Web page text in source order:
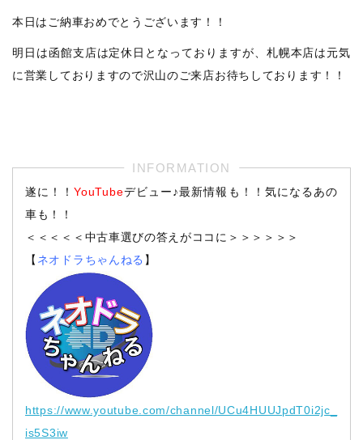
本日はご納車おめでとうございます！！
明日は函館支店は定休日となっておりますが、札幌本店は元気
に営業しておりますので沢山のご来店お待ちしております！！
遂に！！YouTubeデビュー♪最新情報も！！気になるあの
車も！！
＜＜＜＜＜中古車選びの答えがココに＞＞＞＞＞＞
【 ネオドラちゃんねる 】
https://www.youtube.com/channel/UCu4HUUJpdT0i2jc_
is5S3iw